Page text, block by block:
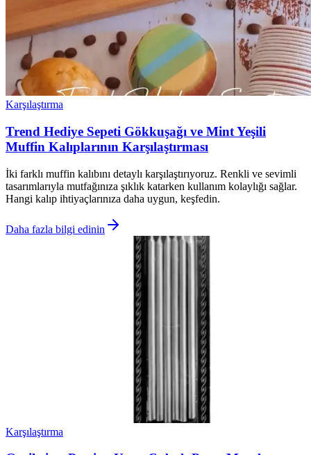
Karşılaştırma
Trend Hediye Sepeti Gökkuşağı ve Mint Yeşili
Muffin Kalıplarının Karşılaştırması
İki farklı muffin kalıbını detaylı karşılaştırıyoruz. Renkli ve sevimli
tasarımlarıyla mutfağınıza şıklık katarken kullanım kolaylığı sağlar.
Hangi kalıp ihtiyaçlarınıza daha uygun, keşfedin.
Daha fazla bilgi edinin
Karşılaştırma